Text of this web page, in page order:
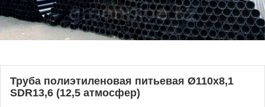
Труба полиэтиленовая питьевая Ø110х8,1
SDR13,6 (12,5 атмосфер)